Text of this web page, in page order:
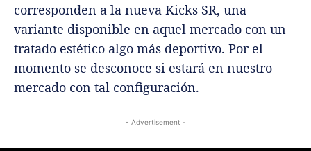
corresponden a la nueva Kicks SR, una
variante disponible en aquel mercado con un
tratado estético algo más deportivo. Por el
momento se desconoce si estará en nuestro
mercado con tal configuración.
- Advertisement -